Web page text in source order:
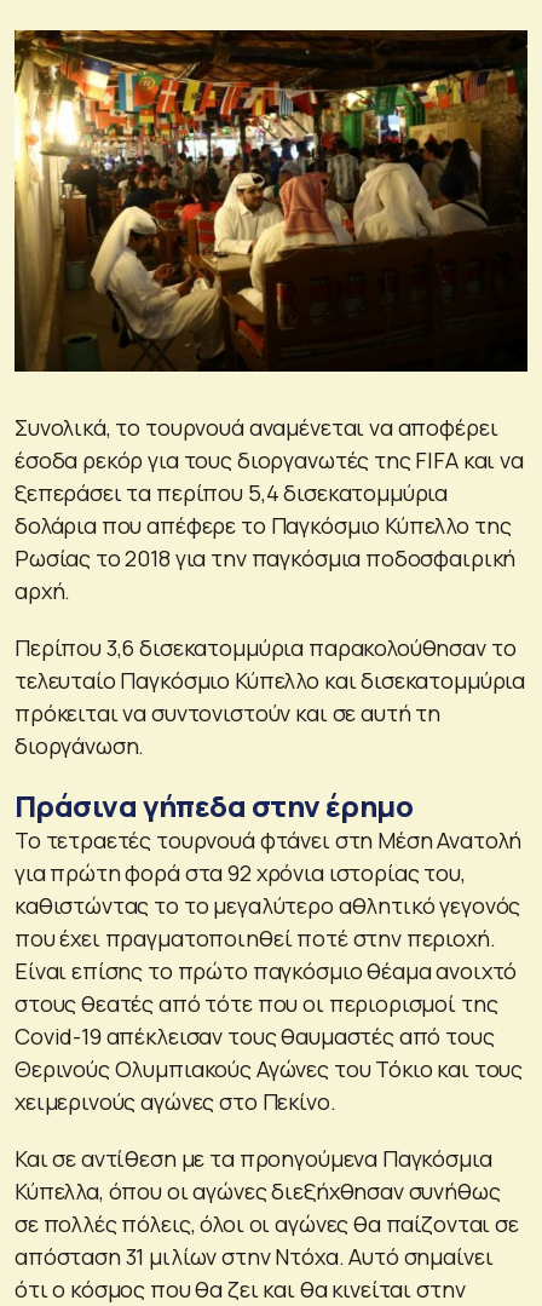
Συνολικά, το τουρνουά αναμένεται να αποφέρει
έσοδα ρεκόρ για τους διοργανωτές της FIFA και να
ξεπεράσει τα περίπου 5,4 δισεκατομμύρια
δολάρια που απέφερε το Παγκόσμιο Κύπελλο της
Ρωσίας το 2018 για την παγκόσμια ποδοσφαιρική
αρχή.
Περίπου 3,6 δισεκατομμύρια παρακολούθησαν το
τελευταίο Παγκόσμιο Κύπελλο και δισεκατομμύρια
πρόκειται να συντονιστούν και σε αυτή τη
διοργάνωση.
Πράσινα γήπεδα στην έρημο
Το τετραετές τουρνουά φτάνει στη Μέση Ανατολή
για πρώτη φορά στα 92 χρόνια ιστορίας του,
καθιστώντας το το μεγαλύτερο αθλητικό γεγονός
που έχει πραγματοποιηθεί ποτέ στην περιοχή.
Είναι επίσης το πρώτο παγκόσμιο θέαμα ανοιχτό
στους θεατές από τότε που οι περιορισμοί της
Covid-19 απέκλεισαν τους θαυμαστές από τους
Θερινούς Ολυμπιακούς Αγώνες του Τόκιο και τους
χειμερινούς αγώνες στο Πεκίνο.
Και σε αντίθεση με τα προηγούμενα Παγκόσμια
Κύπελλα, όπου οι αγώνες διεξήχθησαν συνήθως
σε πολλές πόλεις, όλοι οι αγώνες θα παίζονται σε
απόσταση 31 μιλίων στην Ντόχα. Αυτό σημαίνει
ότι ο κόσμος που θα ζει και θα κινείται στην